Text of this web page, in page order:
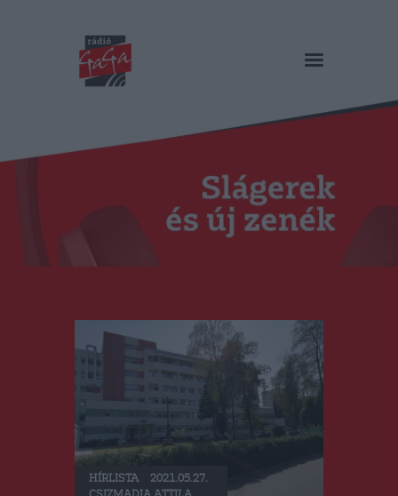
RÁDIÓ GAGA
Műsorok
Duma Duba
Podcast és videók
Stáb
RO
HÍRLISTA
2021.05.27.